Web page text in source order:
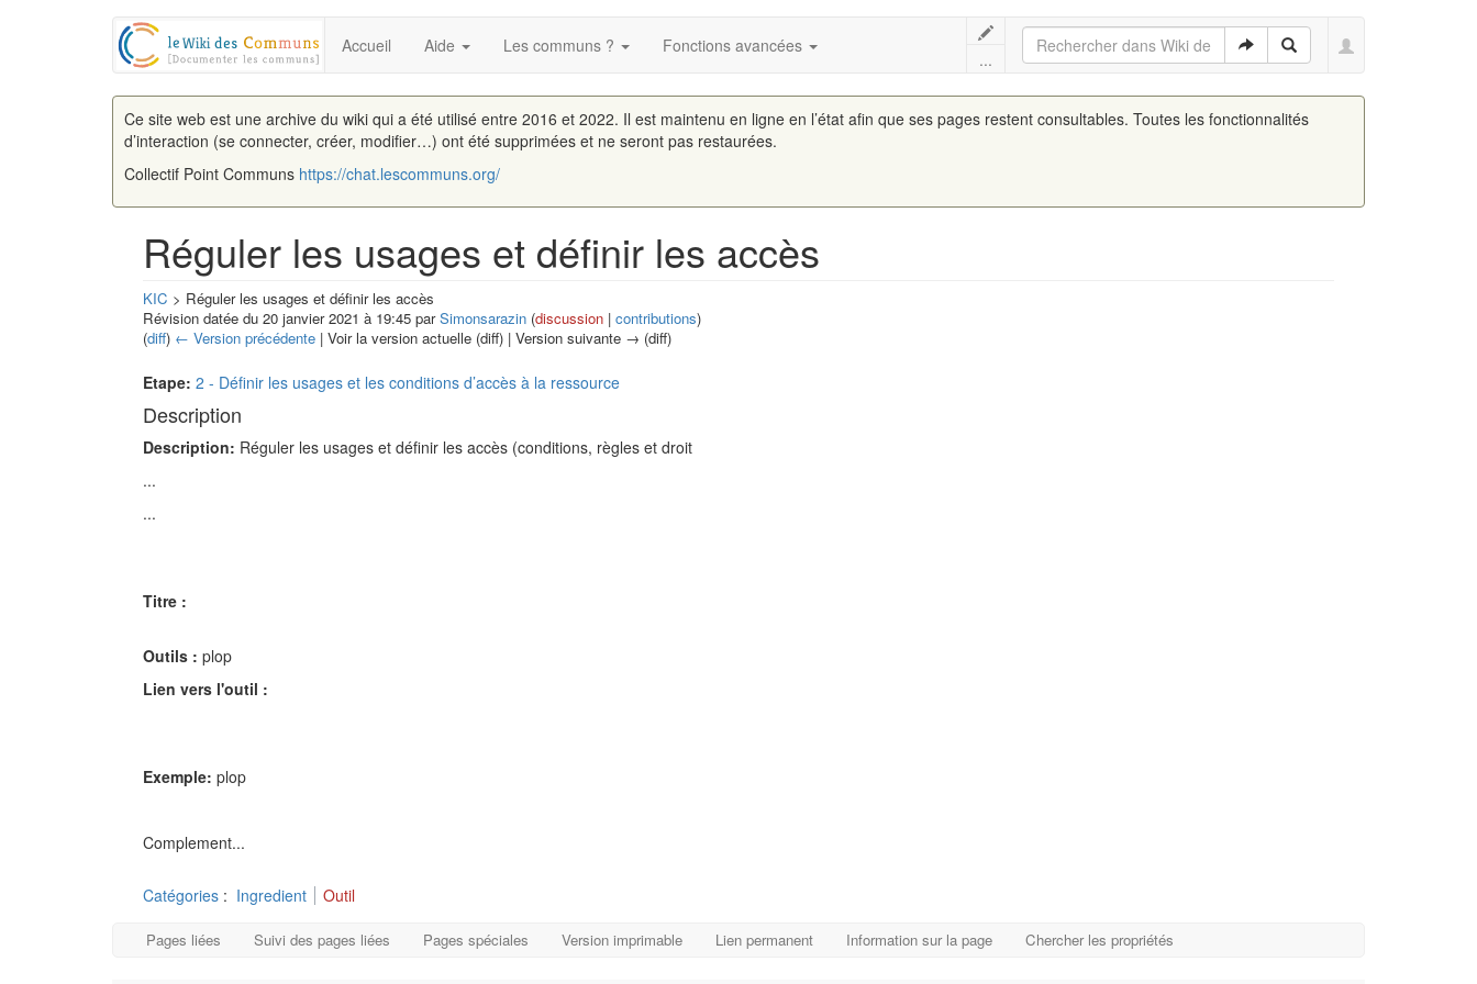
Accueil Aide Les communs ? Fonctions avancées
...
Ce site web est une archive du wiki qui a été utilisé entre 2016 et 2022. Il est maintenu en ligne en l’état afin que ses pages restent consultables. Toutes les fonctionnalités
d’interaction (se connecter, créer, modifier…) ont été supprimées et ne seront pas restaurées.
Collectif Point Communs https://chat.lescommuns.org/
Réguler les usages et définir les accès
KIC > Réguler les usages et définir les accès
Révision datée du 20 janvier 2021 à 19:45 parSimonsarazin (discussion | contributions)
(diff) ← Version précédente | Voir la version actuelle (diff) | Version suivante → (diff)
Etape: 2 - Définir les usages et les conditions d’accès à la ressource
Description
Description: Réguler les usages et définir les accès (conditions, règles et droit
...
...
Titre :
Outils : plop
Lien vers l'outil :
Exemple: plop
Complement...
Catégories : Ingredient Outil
Pages liées Suivi des pages liées Pages spéciales Version imprimable Lien permanent Information sur la page Chercher les propriétés